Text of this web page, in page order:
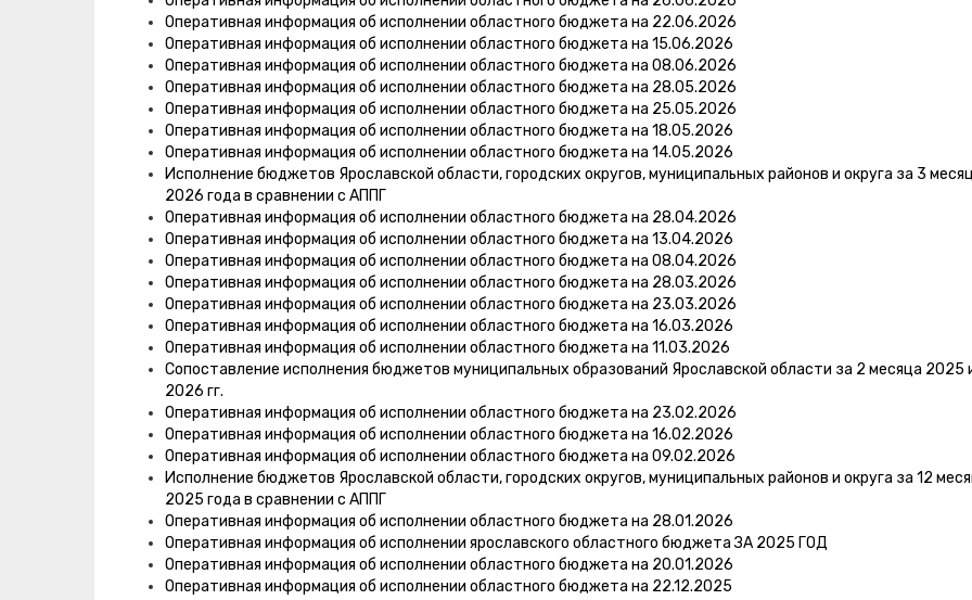
Оперативная информация об исполнении областного бюджета на 22.06.2026
Оперативная информация об исполнении областного бюджета на 15.06.2026
Оперативная информация об исполнении областного бюджета на 08.06.2026
Оперативная информация об исполнении областного бюджета на 28.05.2026
Оперативная информация об исполнении областного бюджета на 25.05.2026
Оперативная информация об исполнении областного бюджета на 18.05.2026
Оперативная информация об исполнении областного бюджета на 14.05.2026
Исполнение бюджетов Ярославской области, городских округов, муниципальных районов и округа за 3
2026 года в сравнении с АППГ
Оперативная информация об исполнении областного бюджета на 28.04.2026
Оперативная информация об исполнении областного бюджета на 13.04.2026
Оперативная информация об исполнении областного бюджета на 08.04.2026
Оперативная информация об исполнении областного бюджета на 28.03.2026
Оперативная информация об исполнении областного бюджета на 23.03.2026
Оперативная информация об исполнении областного бюджета на 16.03.2026
Оперативная информация об исполнении областного бюджета на 11.03.2026
Сопоставление исполнения бюджетов муниципальных образований Ярославской области за 2 месяца 2025
2026 гг.
Оперативная информация об исполнении областного бюджета на 23.02.2026
Оперативная информация об исполнении областного бюджета на 16.02.2026
Оперативная информация об исполнении областного бюджета на 09.02.2026
Исполнение бюджетов Ярославской области, городских округов, муниципальных районов и округа за 12
2025 года в сравнении с АППГ
Оперативная информация об исполнении областного бюджета на 28.01.2026
Оперативная информация об исполнении ярославского областного бюджета ЗА 2025 ГОД
Оперативная информация об исполнении областного бюджета на 20.01.2026
Оперативная информация об исполнении областного бюджета на 22.12.2025